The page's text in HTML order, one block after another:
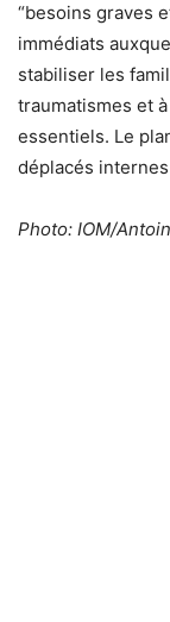
“besoins graves
immédiats
stabiliser les
traumatismes et
essentiels. Le
déplacés
Photo: IOM/